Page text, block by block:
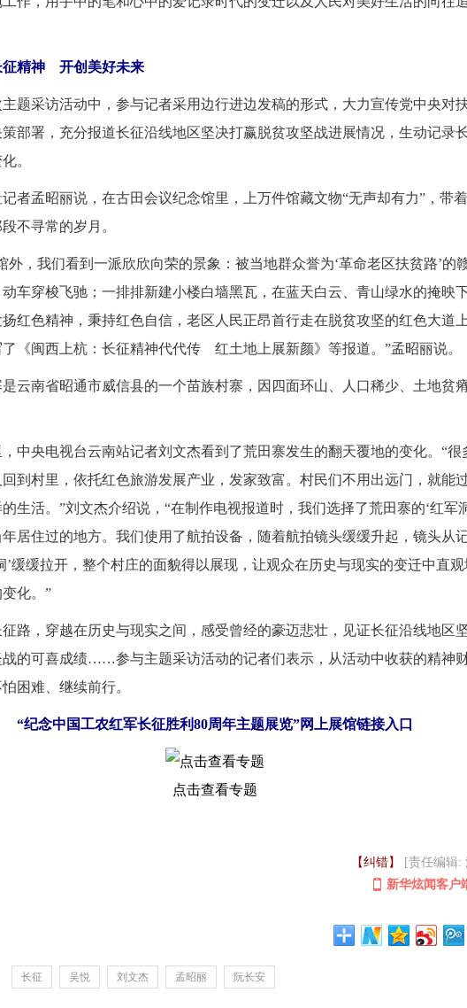
征精神 开创美好未来
采访活动中，参与记者采用边行进边发稿的形式，大力宣传党中央对
部署，充分报道长征沿线地区坚决打赢脱贫攻坚战进展情况，生动记录
。
孟昭丽说，在古田会议纪念馆里，上万件馆藏文物“无声却有力”，带
不寻常的岁月。
，我们看到一派欣欣向荣的景象：被当地群众誉为‘革命老区扶贫路’的
车穿梭飞驰；一排排新建小楼白墙黑瓦，在蓝天白云、青山绿水的掩映
红色精神，秉持红色自信，老区人民正昂首行走在脱贫攻坚的红色大道
《闽西上杭：长征精神代代传 红土地上展新颜》等报道。”孟昭丽说。
南省昭通市威信县的一个苗族村寨，因四面环山、人口稀少、土地贫
央电视台云南站记者刘文杰看到了荒田寨发生的翻天覆地的变化。“很
到村里，依托红色旅游发展产业，发家致富。村民们不用出远门，就能
生活。”刘文杰介绍说，“在制作电视报道时，我们选择了荒田寨的‘红军洞
居住过的地方。我们使用了航拍设备，随着航拍镜头缓缓升起，镜头从
’缓缓拉开，整个村庄的面貌得以展现，让观众在历史与现实的变迁中直
化。”
，穿越在历史与现实之间，感受曾经的豪迈悲壮，见证长征沿线地区
战的可喜成绩……参与主题采访活动的记者们表示，从活动中收获的精神
困难、继续前行。
“纪念中国工农红军长征胜利80周年主题展览”网上展馆链接入口
点击查看专题
【纠错】
[责任编辑:
新华炫闻客户
长征 吴悦 刘文杰 孟昭丽 阮长安